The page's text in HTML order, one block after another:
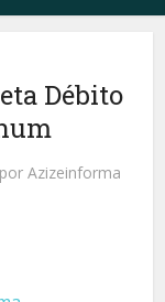
Débito
por Azizeinforma